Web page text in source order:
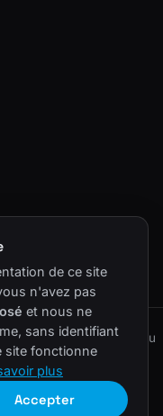
· Un site du réseau
Confidentialité Cookies
de ce site
n'avez pas
et nous ne
sans identifiant
site fonctionne
plus
Accepter